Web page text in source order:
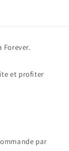
Forever.
et profiter
par